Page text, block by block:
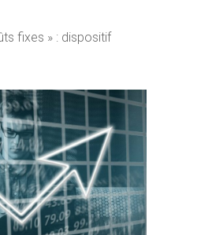
fixes » : dispositif